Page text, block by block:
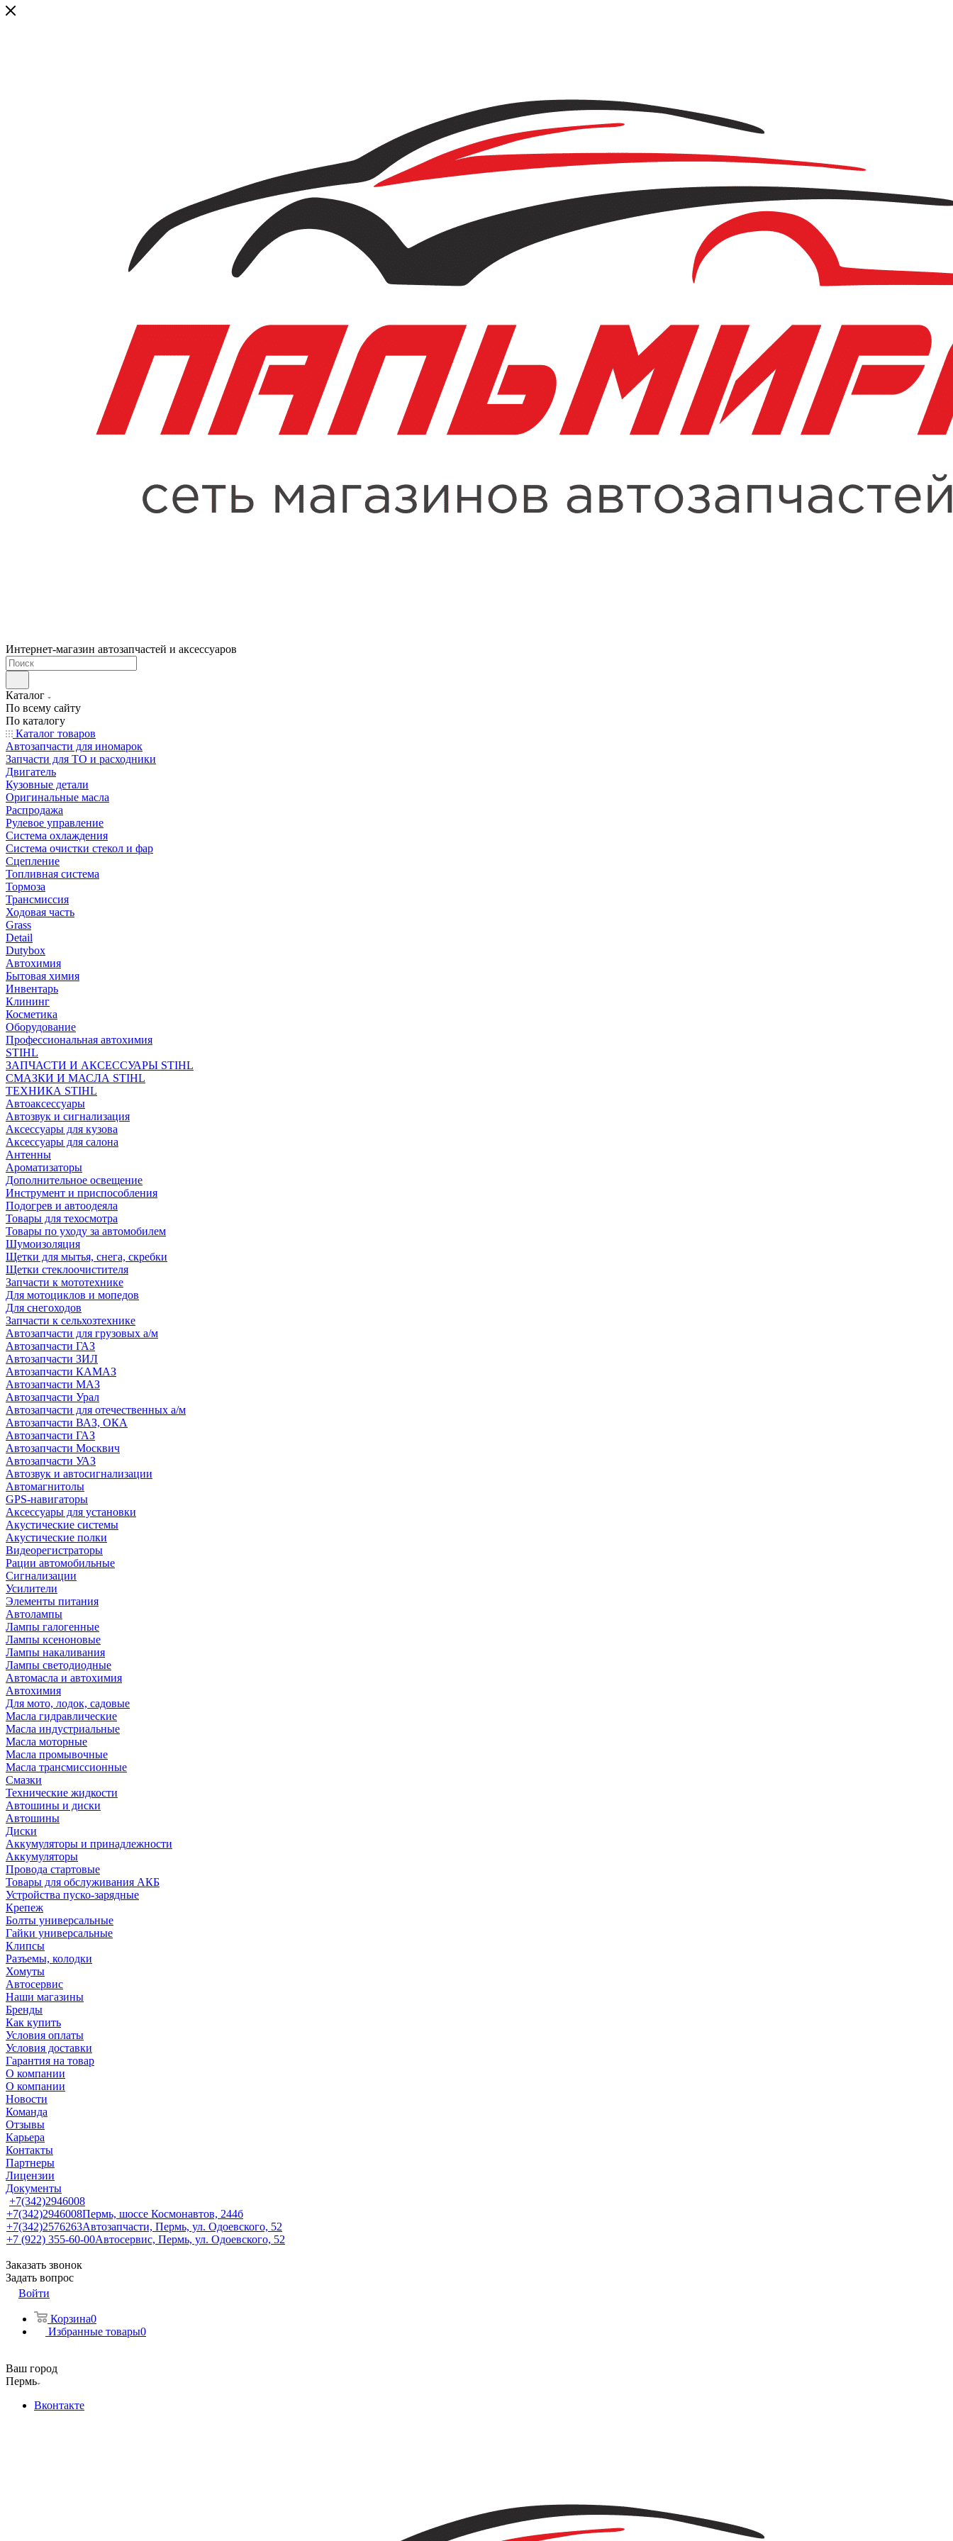
Интернет-магазин автозапчастей и аксессуаров
Каталог
По всему сайту
По каталогу
Каталог товаров
Автозапчасти для иномарок
Запчасти для ТО и расходники
Двигатель
Кузовные детали
Оригинальные масла
Распродажа
Рулевое управление
Система охлаждения
Система очистки стекол и фар
Сцепление
Топливная система
Тормоза
Трансмиссия
Ходовая часть
Grass
Detail
Dutybox
Автохимия
Бытовая химия
Инвентарь
Клининг
Косметика
Оборудование
Профессиональная автохимия
STIHL
ЗАПЧАСТИ И АКСЕССУАРЫ STIHL
СМАЗКИ И МАСЛА STIHL
ТЕХНИКА STIHL
Автоаксессуары
Автозвук и сигнализация
Аксессуары для кузова
Аксессуары для салона
Антенны
Ароматизаторы
Дополнительное освещение
Инструмент и приспособления
Подогрев и автоодеяла
Товары для техосмотра
Товары по уходу за автомобилем
Шумоизоляция
Щетки для мытья, снега, скребки
Щетки стеклоочистителя
Запчасти к мототехнике
Для мотоциклов и мопедов
Для снегоходов
Запчасти к сельхозтехнике
Автозапчасти для грузовых а/м
Автозапчасти ГАЗ
Автозапчасти ЗИЛ
Автозапчасти КАМАЗ
Автозапчасти МАЗ
Автозапчасти Урал
Автозапчасти для отечественных а/м
Автозапчасти ВАЗ, ОКА
Автозапчасти ГАЗ
Автозапчасти Москвич
Автозапчасти УАЗ
Автозвук и автосигнализации
Автомагнитолы
GPS-навигаторы
Аксессуары для установки
Акустические системы
Акустические полки
Видеорегистраторы
Рации автомобильные
Сигнализации
Усилители
Элементы питания
Автолампы
Лампы галогенные
Лампы ксеноновые
Лампы накаливания
Лампы светодиодные
Автомасла и автохимия
Автохимия
Для мото, лодок, садовые
Масла гидравлические
Масла индустриальные
Масла моторные
Масла промывочные
Масла трансмиссионные
Смазки
Технические жидкости
Автошины и диски
Автошины
Диски
Аккумуляторы и принадлежности
Аккумуляторы
Провода стартовые
Товары для обслуживания АКБ
Устройства пуско-зарядные
Крепеж
Болты универсальные
Гайки универсальные
Клипсы
Разъемы, колодки
Хомуты
Автосервис
Наши магазины
Бренды
Как купить
Условия оплаты
Условия доставки
Гарантия на товар
О компании
О компании
Новости
Команда
Отзывы
Карьера
Контакты
Партнеры
Лицензии
Документы
+7(342)2946008
+7(342)2946008Пермь, шоссе Космонавтов, 244б
+7(342)2576263Автозапчасти, Пермь, ул. Одоевского, 52
+7 (922) 355-60-00Автосервис, Пермь, ул. Одоевского, 52
Заказать звонок
Задать вопрос
Войти
Корзина0
Избранные товары0
Ваш город
Пермь
Вконтакте